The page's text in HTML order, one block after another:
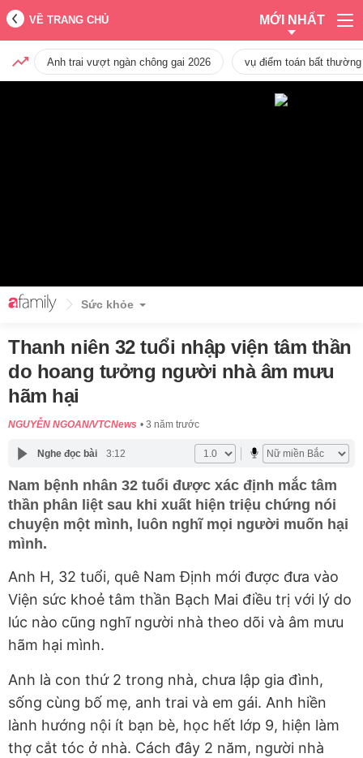
VỀ TRANG CHỦ MỚI NHẤT
Anh trai vượt ngàn chông gai 2026 vụ điểm toán bất
Sức khỏe
Thanh niên 32 tuổi nhập viện tâm thần
do hoang tưởng người nhà âm mưu
hãm hại
NGUYỄN NGOAN/VTCNews 3 năm trước
Nghe đọc bài 3:12
Nam bệnh nhân 32 tuổi được xác định mắc tâm
thần phân liệt sau khi xuất hiện triệu chứng nói
chuyện một mình, luôn nghĩ mọi người muốn hại
mình.
Anh H, 32 tuổi, quê Nam Định mới được đưa vào
Viện sức khoẻ tâm thần Bạch Mai điều trị với lý do
lúc nào cũng nghĩ người nhà theo dõi và âm mưu
hãm hại mình.
Anh là con thứ 2 trong nhà, chưa lập gia đình,
sống cùng bố mẹ, anh trai và em gái. Anh hiền
lành hướng nội ít bạn bè, học hết lớp 9, hiện làm
thợ cắt tóc ở nhà. Cách đây 2 năm, người nhà